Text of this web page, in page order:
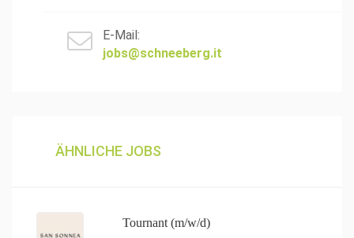
E-Mail:
jobs@schneeberg.it
ÄHNLICHE JOBS
Tournant (m/w/d)